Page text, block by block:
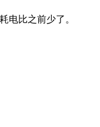
电比之前少了。